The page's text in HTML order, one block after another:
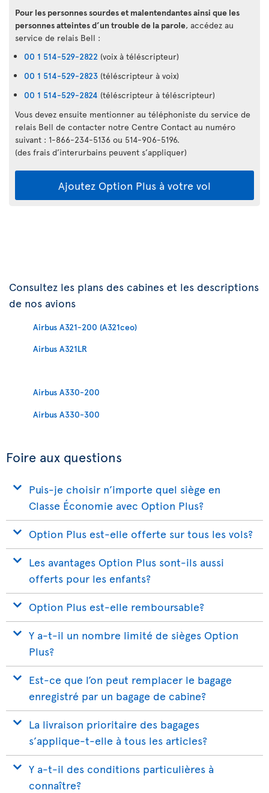
Pour les personnes sourdes et malentendantes ainsi que les
personnes atteintes d’un trouble de la parole, accédez au
service de relais Bell :
00 1 514-529-2822 (voix à téléscripteur)
00 1 514-529-2823 (téléscripteur à voix)
00 1 514-529-2824 (téléscripteur à téléscripteur)
Vous devez ensuite mentionner au téléphoniste du service de
relais Bell de contacter notre Centre Contact au numéro
suivant : 1-866-234-5136 ou 514-906-5196.
(des frais d’interurbains peuvent s’appliquer)
Ajoutez Option Plus à votre vol
Consultez les plans des cabines et les descriptions
de nos avions
Airbus A321-200 (A321ceo)
Airbus A321LR
Airbus A330-200
Airbus A330-300
Foire aux questions
Puis-je choisir n’importe quel siège en
Classe Économie avec Option Plus?
Option Plus est-elle offerte sur tous les vols?
Les avantages Option Plus sont-ils aussi
offerts pour les enfants?
Option Plus est-elle remboursable?
Y a-t-il un nombre limité de sièges Option
Plus?
Est-ce que l’on peut remplacer le bagage
enregistré par un bagage de cabine?
La livraison prioritaire des bagages
s’applique-t-elle à tous les articles?
Y a-t-il des conditions particulières à
connaître?